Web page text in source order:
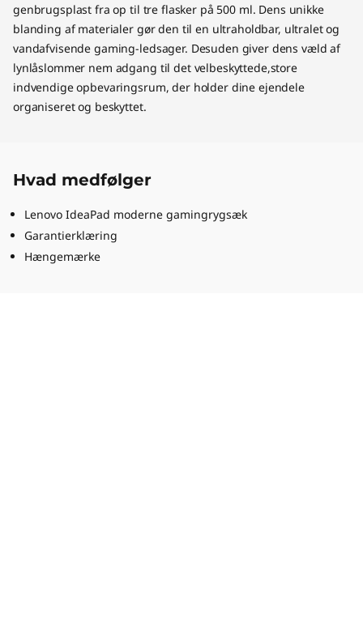
genbrugsplast fra op til tre flasker på 500 ml. Dens unikke
blanding af materialer gør den til en ultraholdbar, ultralet og
vandafvisende gaming-ledsager. Desuden giver dens væld af
lynlåslommer nem adgang til det velbeskyttede,store
indvendige opbevaringsrum, der holder dine ejendele
organiseret og beskyttet.
Hvad medfølger
Lenovo IdeaPad moderne gamingrygsæk
Garantierklæring
Hængemærke